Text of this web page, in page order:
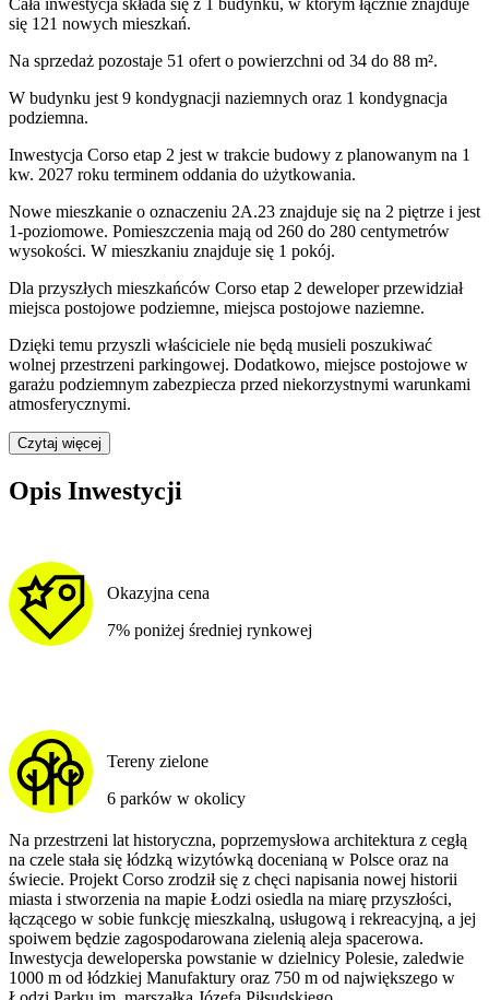
Cała inwestycja składa się z 1 budynku, w którym łącznie znajduje
się 121 nowych mieszkań.
Na sprzedaż pozostaje 51 ofert o powierzchni od 34 do 88 m².
W budynku jest 9 kondygnacji naziemnych oraz 1 kondygnacja
podziemna.
Inwestycja Corso etap 2 jest w trakcie budowy z planowanym na 1
kw. 2027 roku terminem oddania do użytkowania.
Nowe mieszkanie o oznaczeniu 2A.23 znajduje się na 2 piętrze i jest
1-poziomowe. Pomieszczenia mają od 260 do 280 centymetrów
wysokości. W mieszkaniu znajduje się 1 pokój.
Dla przyszłych mieszkańców Corso etap 2 deweloper przewidział
miejsca postojowe podziemne, miejsca postojowe naziemne.
Dzięki temu przyszli właściciele nie będą musieli poszukiwać
wolnej przestrzeni parkingowej. Dodatkowo, miejsce postojowe w
garażu podziemnym zabezpiecza przed niekorzystnymi warunkami
atmosferycznymi.
Czytaj więcej
Opis Inwestycji
Okazyjna cena
7% poniżej średniej rynkowej
Tereny zielone
6 parków w okolicy
Na przestrzeni lat historyczna, poprzemysłowa architektura z cegłą
na czele stała się łódzką wizytówką docenianą w Polsce oraz na
świecie. Projekt Corso zrodził się z chęci napisania nowej historii
miasta i stworzenia na mapie Łodzi osiedla na miarę przyszłości,
łączącego w sobie funkcję mieszkalną, usługową i rekreacyjną, a jej
spoiwem będzie zagospodarowana zielenią aleja spacerowa.
Inwestycja deweloperska powstanie w dzielnicy Polesie, zaledwie
1000 m od łódzkiej Manufaktury oraz 750 m od największego w